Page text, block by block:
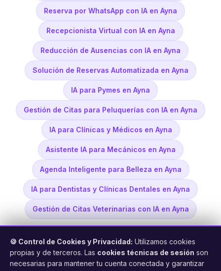
Reserva por WhatsApp con IA en Ayna
Recepcionista Virtual con IA en Ayna
Reducción de Ausencias con IA en Ayna
Solución de Reservas Automatizada en Ayna
IA para Pymes en Ayna
Gestión de Citas para Peluquerías con IA en Ayna
IA para Clínicas y Médicos en Ayna
Asistente IA para Mecánicos en Ayna
Agenda Inteligente para Belleza en Ayna
IA para Dentistas y Clínicas Dentales en Ayna
Gestión de Citas Veterinarias con IA en Ayna
🍪 Control de Cookies y Privacidad: Utilizamos cookies
propias y de terceros. Las cookies técnicas de sesión son
necesarias para mantener tu cuenta conectada y garantizar